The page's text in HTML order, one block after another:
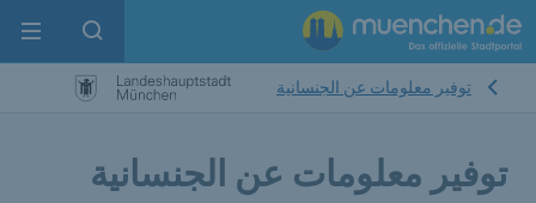
search
توفير معلومات عن الجنسانية
توفير معلومات عن الجنسانية